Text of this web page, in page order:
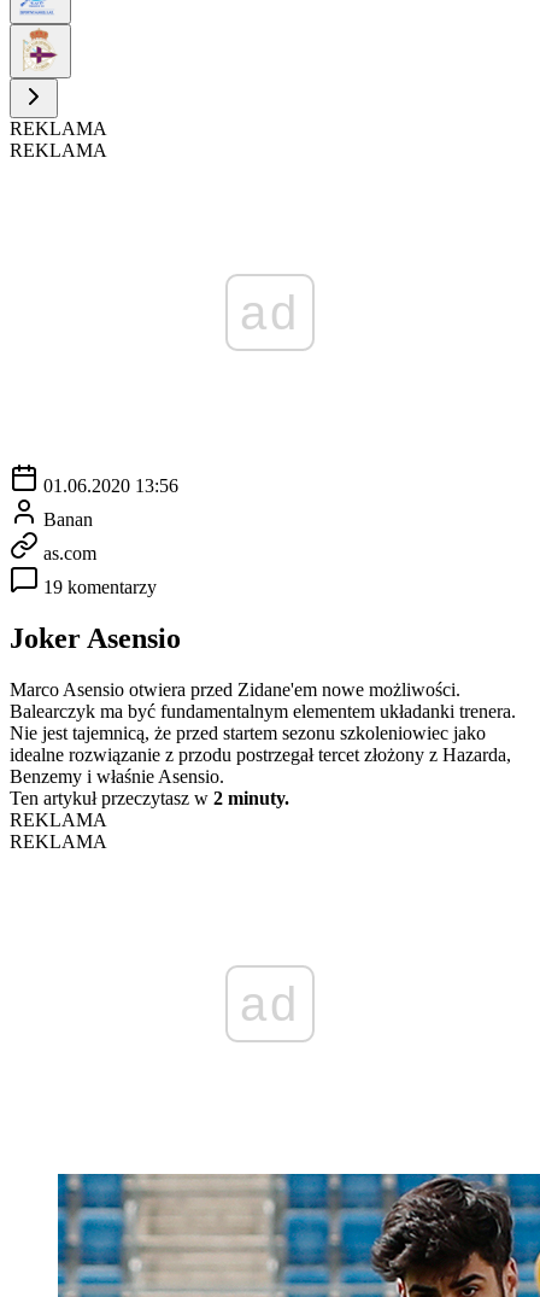
REKLAMA
REKLAMA
ad
01.06.2020 13:56
Banan
as.com
19 komentarzy
Joker Asensio
Marco Asensio otwiera przed Zidane'em nowe możliwości.
Balearczyk ma być fundamentalnym elementem układanki trenera.
Nie jest tajemnicą, że przed startem sezonu szkoleniowiec jako
idealne rozwiązanie z przodu postrzegał tercet złożony z Hazarda,
Benzemy i właśnie Asensio.
Ten artykuł przeczytasz w 2 minuty.
REKLAMA
REKLAMA
ad